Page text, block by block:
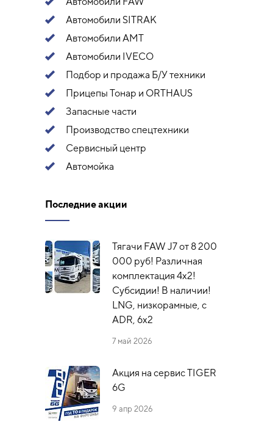
Автомобили SITRAK
Автомобили АМТ
Автомобили IVECO
Подбор и продажа Б/У техники
Прицепы Тонар и ORTHAUS
Запасные части
Производство спецтехники
Сервисный центр
Автомойка
Последние акции
Тягачи FAW J7 от 8 200
000 руб! Различная
комплектация 4х2!
Субсидии! В наличии!
LNG, низкорамные, с
ADR, 6x2
7 май 2026
Акция на сервис TIGER
6G
9 апр 2026